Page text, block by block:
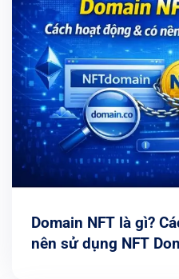
Domain NFT là gì?
nên sử dụng NFT